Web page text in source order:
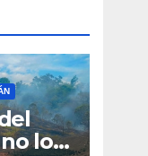
lo